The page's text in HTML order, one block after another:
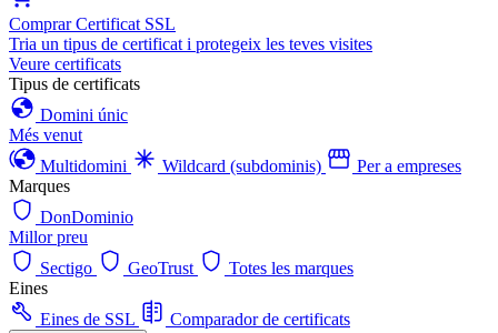
Comprar Certificat SSL
Tria un tipus de certificat i protegeix les teves visites
Veure certificats
Tipus de certificats
Domini únic
Més venut
Multidomini
Wildcard (subdominis)
Per a empreses
Marques
DonDominio
Millor preu
Sectigo
GeoTrust
Totes les marques
Eines
Eines de SSL
Comparador de certificats